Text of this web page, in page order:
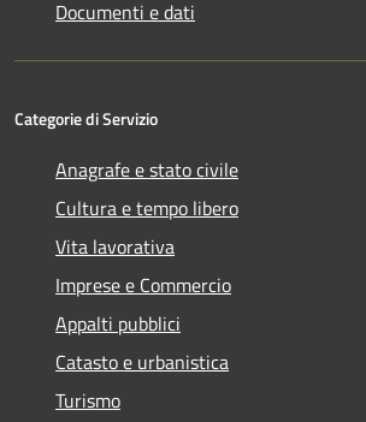
Documenti e dati
Categorie di Servizio
Anagrafe e stato civile
Cultura e tempo libero
Vita lavorativa
Imprese e Commercio
Appalti pubblici
Catasto e urbanistica
Turismo